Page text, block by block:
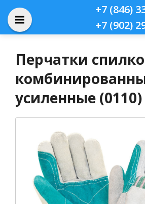
+7 (846)
+7 (902)
Перчатки
усиленные (0110)